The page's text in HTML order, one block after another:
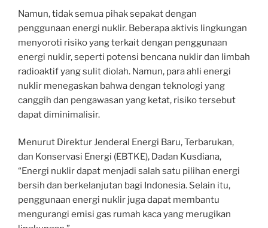
Namun, tidak semua pihak sepakat dengan
penggunaan energi nuklir. Beberapa aktivis lingkungan
menyoroti risiko yang terkait dengan penggunaan
energi nuklir, seperti potensi bencana nuklir dan limbah
radioaktif yang sulit diolah. Namun, para ahli energi
nuklir menegaskan bahwa dengan teknologi yang
canggih dan pengawasan yang ketat, risiko tersebut
dapat diminimalisir.
Menurut Direktur Jenderal Energi Baru, Terbarukan,
dan Konservasi Energi (EBTKE), Dadan Kusdiana,
“Energi nuklir dapat menjadi salah satu pilihan energi
bersih dan berkelanjutan bagi Indonesia. Selain itu,
penggunaan energi nuklir juga dapat membantu
mengurangi emisi gas rumah kaca yang merugikan